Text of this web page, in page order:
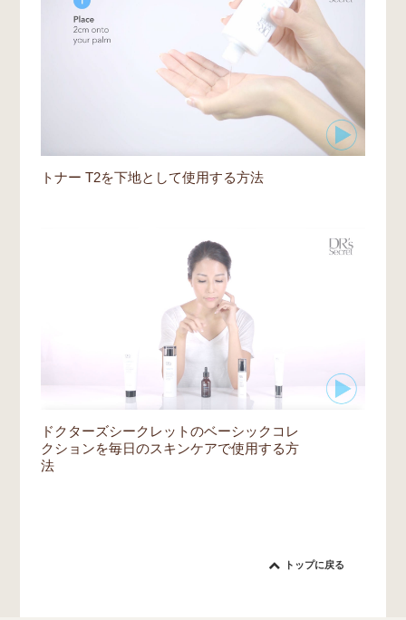
トナー T2を下地として使用する方法
ドクターズシークレットのベーシックコレ
クションを毎日のスキンケアで使用する方
法
トップに戻る